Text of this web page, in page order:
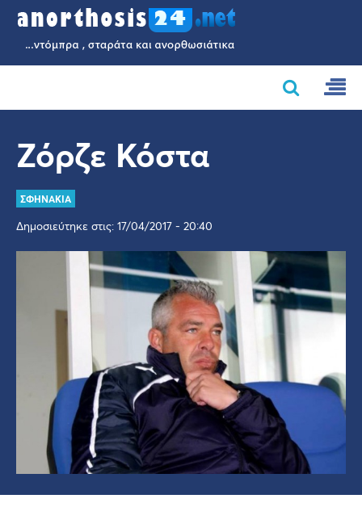
Ζόρζε Κόστα
ΣΦΗΝΑΚΙΑ
Δημοσιεύτηκε στις: 17/04/2017 - 20:40